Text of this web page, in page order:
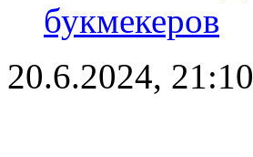
букмекеров
20.6.2024, 21:10